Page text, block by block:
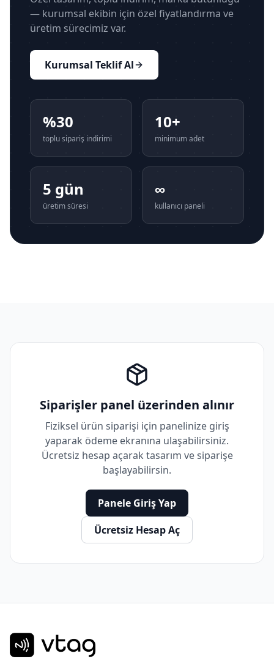
— kurumsal ekibin için özel fiyatlandırma ve
üretim sürecimiz var.
Kurumsal Teklif Al
%30
toplu sipariş indirimi
10+
minimum adet
5 gün
üretim süresi
∞
kullanıcı paneli
Siparişler panel üzerinden alınır
Fiziksel ürün siparişi için panelinize giriş
yaparak ödeme ekranına ulaşabilirsiniz.
Ücretsiz hesap açarak tasarım ve siparişe
başlayabilirsin.
Panele Giriş Yap
Ücretsiz Hesap Aç